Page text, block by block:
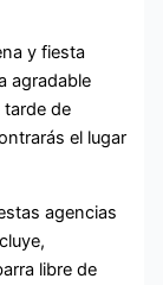
y fiesta
agradable
tarde de
el lugar
agencias
libre de